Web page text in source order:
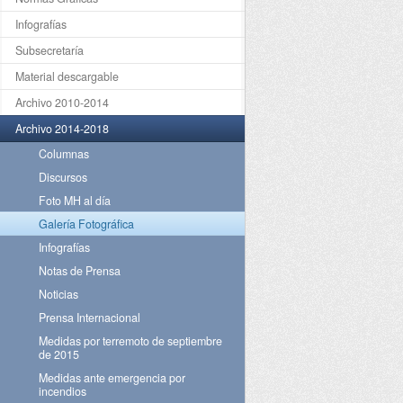
Infografías
Subsecretaría
Material descargable
Archivo 2010-2014
Archivo 2014-2018
Columnas
Discursos
Foto MH al día
Galería Fotográfica
Infografías
Notas de Prensa
Noticias
Prensa Internacional
Medidas por terremoto de septiembre
de 2015
Medidas ante emergencia por
incendios